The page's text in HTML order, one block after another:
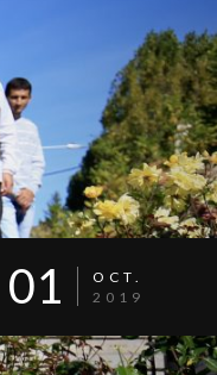
01
OCT.
2019